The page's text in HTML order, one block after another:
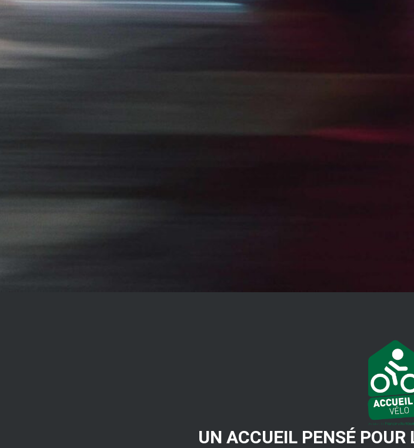
UN ACCUEIL PENSÉ POUR